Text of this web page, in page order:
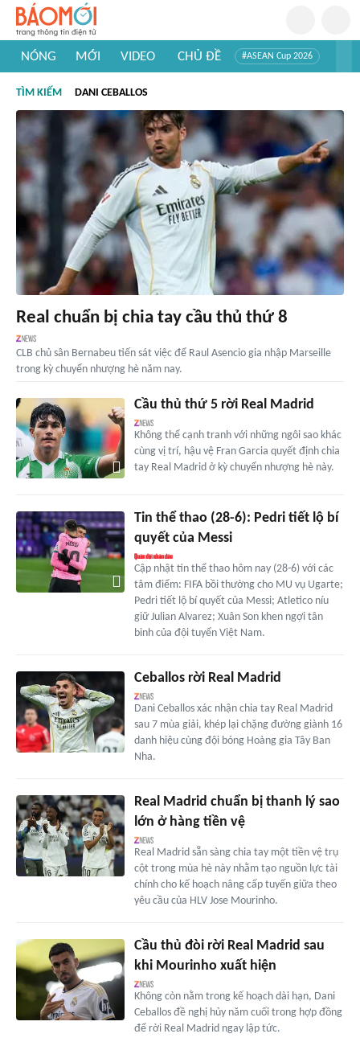
NÓNG MỚI VIDEO CHỦ ĐỀ #ASEAN Cup 2026
#Khám phá thế giới
TÌM KIẾM DANI CEBALLOS
Real chuẩn bị chia tay cầu thủ thứ 8
CLB chủ sân Bernabeu tiến sát việc để Raul Asencio gia nhập Marseille
trong kỳ chuyển nhượng hè năm nay.
Cầu thủ thứ 5 rời Real Madrid
Không thể cạnh tranh với những ngôi sao khác
cùng vị trí, hậu vệ Fran Garcia quyết định chia
tay Real Madrid ở kỳ chuyển nhượng hè này.
Tin thể thao (28-6): Pedri tiết lộ bí
quyết của Messi
Cập nhật tin thể thao hôm nay (28-6) với các
tâm điểm: FIFA bồi thường cho MU vụ Ugarte;
Pedri tiết lộ bí quyết của Messi; Atletico níu
giữ Julian Alvarez; Xuân Son khen ngợi tân
binh của đội tuyển Việt Nam.
Ceballos rời Real Madrid
Dani Ceballos xác nhận chia tay Real Madrid
sau 7 mùa giải, khép lại chặng đường giành 16
danh hiệu cùng đội bóng Hoàng gia Tây Ban
Nha.
Real Madrid chuẩn bị thanh lý sao
lớn ở hàng tiền vệ
Real Madrid sẵn sàng chia tay một tiền vệ trụ
cột trong mùa hè này nhằm tạo nguồn lực tài
chính cho kế hoạch nâng cấp tuyến giữa theo
yêu cầu của HLV Jose Mourinho.
Cầu thủ đòi rời Real Madrid sau
khi Mourinho xuất hiện
Không còn nằm trong kế hoạch dài hạn, Dani
Ceballos đề nghị hủy năm cuối trong hợp đồng
để rời Real Madrid ngay lập tức.